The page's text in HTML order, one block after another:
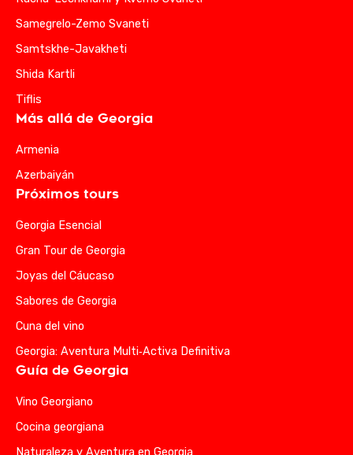
Samegrelo-Zemo Svaneti
Samtskhe-Javakheti
Shida Kartli
Tiflis
Más allá de Georgia
Armenia
Azerbaiyán
Próximos tours
Georgia Esencial
Gran Tour de Georgia
Joyas del Cáucaso
Sabores de Georgia
Cuna del vino
Georgia: Aventura Multi‑Activa Definitiva
Guía de Georgia
Vino Georgiano
Cocina georgiana
Naturaleza y Aventura en Georgia